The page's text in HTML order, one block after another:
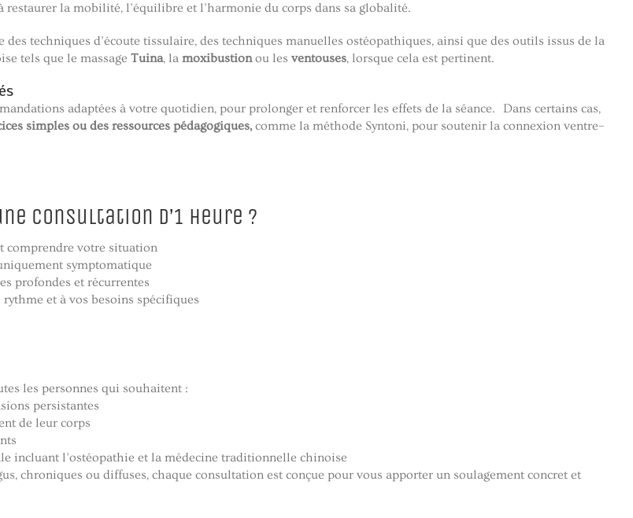
restaurer la mobilité, l’équilibre et l’harmonie du corps dans sa globalité.
des techniques d’écoute tissulaire, des techniques manuelles ostéopathiques, ainsi que des outils issus de la
tels que le massage Tuina, la moxibustionou les ventouses, lorsque cela est pertinent.
adaptées à votre quotidien, pour prolonger et renforcer les effets de la séance. Dans certains cas,
simples ou des ressources pédagogiques, comme la méthode Syntoni, pour soutenir la connexion ventre–
consultation d’1 heure ?
comprendre votre situation
symptomatique
profondes et récurrentes
et à vos besoins spécifiques
les personnes qui souhaitent :
persistantes
de leur corps
incluant l’ostéopathie et la médecine traditionnelle chinoise
chroniques ou diffuses, chaque consultation est conçue pour vous apporter un soulagement concret et